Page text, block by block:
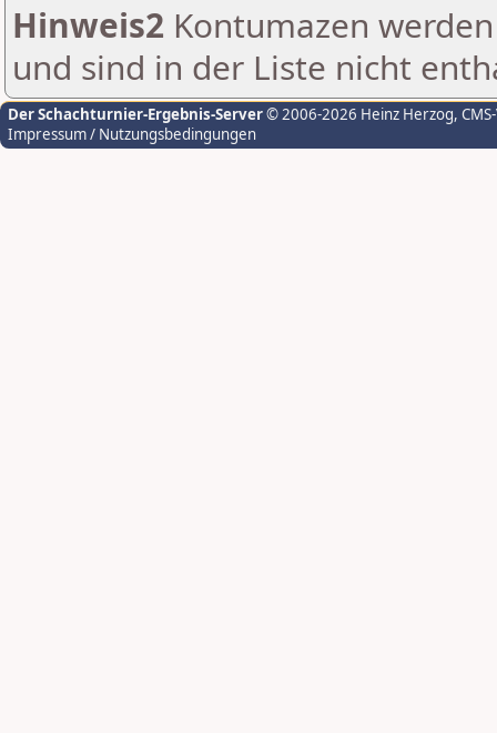
Hinweis2 Kontumazen
und sind in der Liste nicht
Der Schachturnier-Ergebnis-Server© 2006-2026 Heinz Herzog,
Impressum / Nutzungsbedingungen